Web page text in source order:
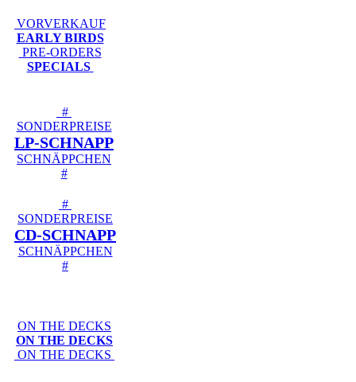
VORVERKAUF
EARLY BIRDS
PRE-ORDERS
SPECIALS
#
SONDERPREISE
LP-SCHNAPP
SCHNÄPPCHEN
#
#
SONDERPREISE
CD-SCHNAPP
SCHNÄPPCHEN
#
ON THE DECKS
ON THE DECKS
ON THE DECKS